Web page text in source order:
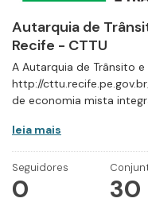
Autarquia de
Recife - CTTU
A Autarquia de Trânsito
http://
de economia mista
leia mais
Seguidores
0 30